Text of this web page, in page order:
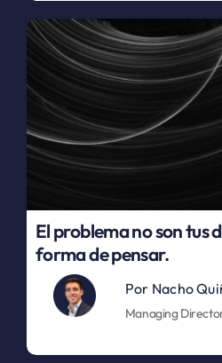
El problema no son tus
forma de pensar.
Por Nacho
Managing